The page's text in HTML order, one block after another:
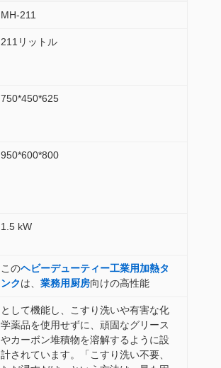
MH-211
211リットル
750*450*625
950*600*800
1.5 kW
このヘビーデューティー工業用加熱タ
ンクは、 業務用厨房向けの高性能
として機能し、こすり洗いや有害な化
学薬品を使用せずに、頑固なグリース
やカーボン堆積物を溶解するように設
計されています。「こすり洗い不要、